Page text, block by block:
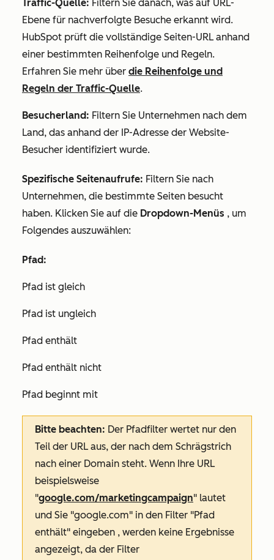
Traffic-Quelle: Filtern Sie danach, was auf URL-
Ebene für nachverfolgte Besuche erkannt wird.
HubSpot prüft die vollständige Seiten-URL anhand
einer bestimmten Reihenfolge und Regeln.
Erfahren Sie mehr über die Reihenfolge und
Regeln der Traffic-Quelle.
Besucherland: Filtern Sie Unternehmen nach dem
Land, das anhand der IP-Adresse der Website-
Besucher identifiziert wurde.
Spezifische Seitenaufrufe: Filtern Sie nach
Unternehmen, die bestimmte Seiten besucht
haben. Klicken Sie auf die Dropdown-Menüs , um
Folgendes auszuwählen:
Pfad:
Pfad ist gleich
Pfad ist ungleich
Pfad enthält
Pfad enthält nicht
Pfad beginnt mit
Bitte beachten: Der Pfadfilter wertet nur den
Teil der URL aus, der nach dem Schrägstrich
nach einer Domain steht. Wenn Ihre URL
beispielsweise
"google.com/marketingcampaign" lautet
und Sie "google.com" in den Filter "Pfad
enthält" eingeben , werden keine Ergebnisse
angezeigt, da der Filter